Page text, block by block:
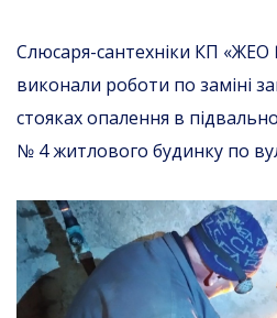
Слюсаря-сантехніки КП
виконали роботи по заміні
стояках опалення в
№ 4 житлового будинку по